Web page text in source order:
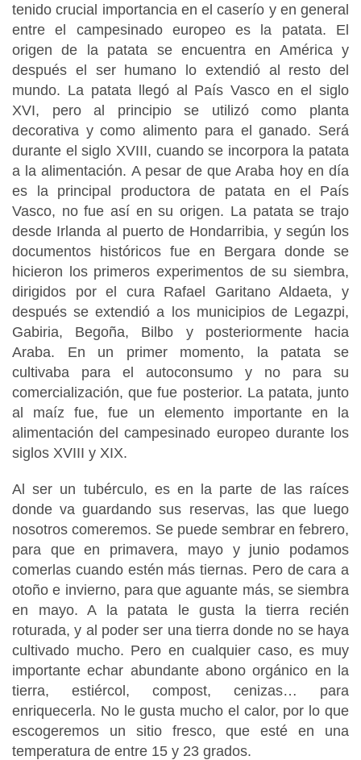
tenido crucial importancia en el caserío y en general
entre el campesinado europeo es la patata. El
origen de la patata se encuentra en América y
después el ser humano lo extendió al resto del
mundo. La patata llegó al País Vasco en el siglo
XVI, pero al principio se utilizó como planta
decorativa y como alimento para el ganado. Será
durante el siglo XVIII, cuando se incorpora la patata
a la alimentación. A pesar de que Araba hoy en día
es la principal productora de patata en el País
Vasco, no fue así en su origen. La patata se trajo
desde Irlanda al puerto de Hondarribia, y según los
documentos históricos fue en Bergara donde se
hicieron los primeros experimentos de su siembra,
dirigidos por el cura Rafael Garitano Aldaeta, y
después se extendió a los municipios de Legazpi,
Gabiria, Begoña, Bilbo y posteriormente hacia
Araba. En un primer momento, la patata se
cultivaba para el autoconsumo y no para su
comercialización, que fue posterior. La patata, junto
al maíz fue, fue un elemento importante en la
alimentación del campesinado europeo durante los
siglos XVIII y XIX.
Al ser un tubérculo, es en la parte de las raíces
donde va guardando sus reservas, las que luego
nosotros comeremos. Se puede sembrar en febrero,
para que en primavera, mayo y junio podamos
comerlas cuando estén más tiernas. Pero de cara a
otoño e invierno, para que aguante más, se siembra
en mayo. A la patata le gusta la tierra recién
roturada, y al poder ser una tierra donde no se haya
cultivado mucho. Pero en cualquier caso, es muy
importante echar abundante abono orgánico en la
tierra, estiércol, compost, cenizas… para
enriquecerla. No le gusta mucho el calor, por lo que
escogeremos un sitio fresco, que esté en una
temperatura de entre 15 y 23 grados.